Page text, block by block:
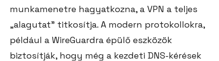
munkamenetre hagyatkozna, a VPN a teljes
„alagutat” titkosítja. A modern protokollokra,
például a WireGuardra épülő eszközök
biztosítják, hogy még a kezdeti DNS-kérések